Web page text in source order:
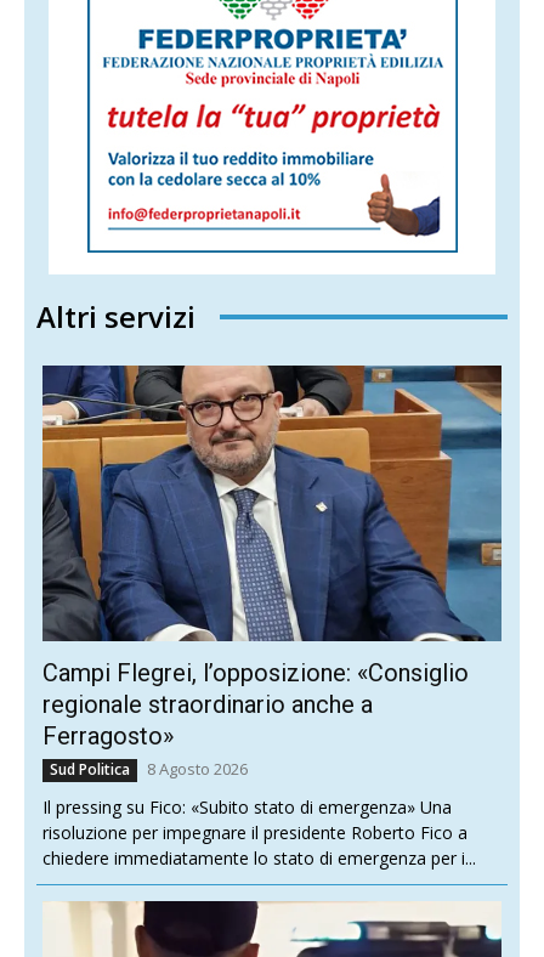
Altri servizi
Campi Flegrei, l’opposizione: «Consiglio
regionale straordinario anche a
Ferragosto»
Sud Politica 8 Agosto 2026
Il pressing su Fico: «Subito stato di emergenza» Una
risoluzione per impegnare il presidente Roberto Fico a
chiedere immediatamente lo stato di emergenza per i...